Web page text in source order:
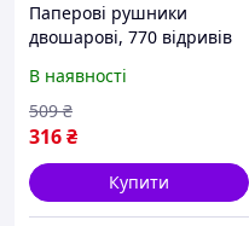
Паперові рушники
двошарові, 770 відривів
(1208922)
В наявності
316₴
509 ₴
Купити